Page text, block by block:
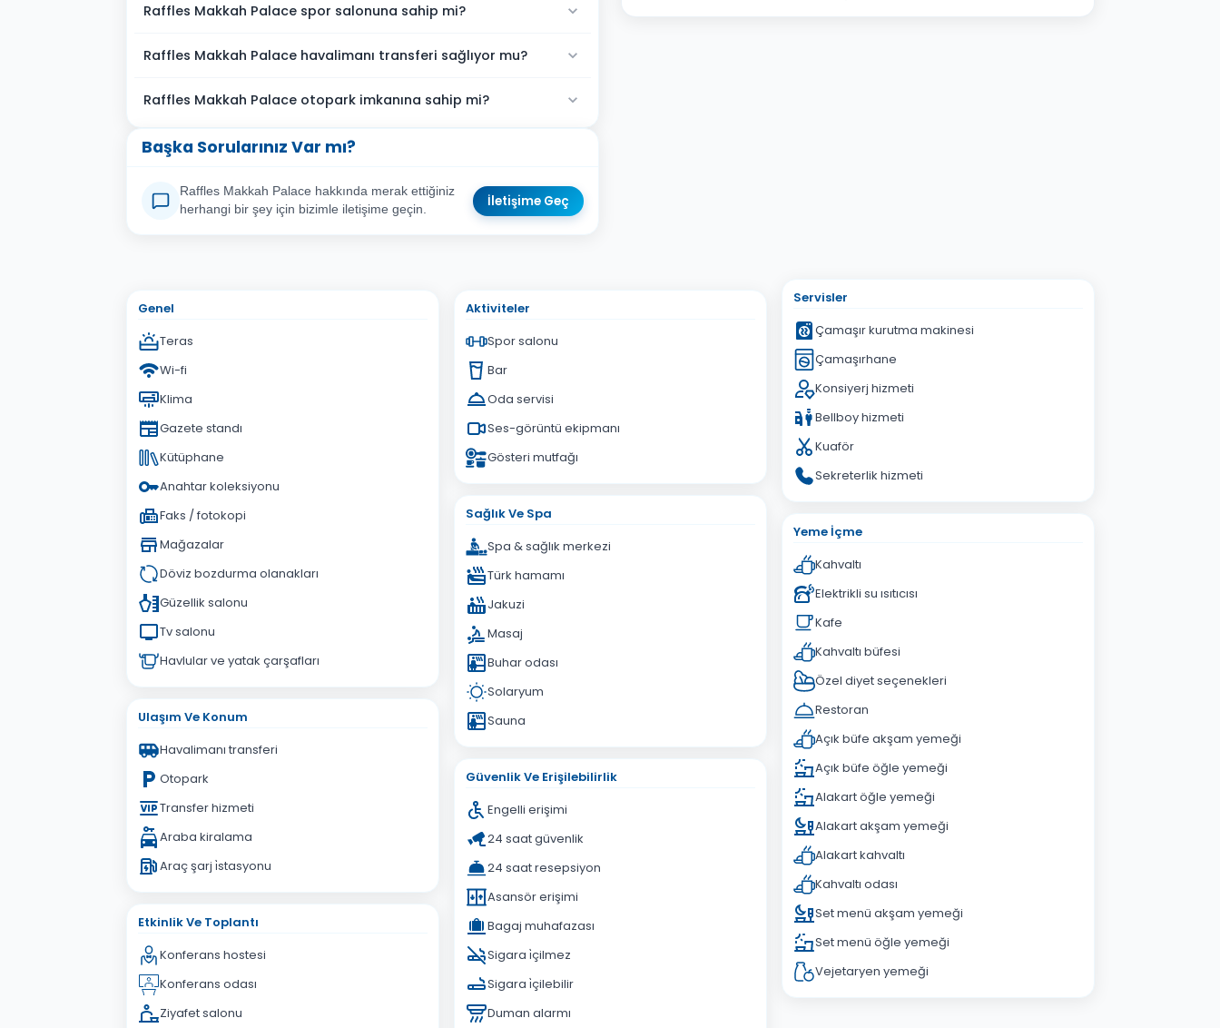
Raffles Makkah Palace spor salonuna sahip mi?
Raffles Makkah Palace havalimanı transferi sağlıyor mu?
Raffles Makkah Palace otopark imkanına sahip mi?
Başka Sorularınız Var mı?
Raffles Makkah Palace hakkında merak ettiğiniz
herhangi bir şey için bizimle iletişime geçin.
İletişime Geç
Sorunuz
Genel
Teras
Wi-fi
Klima
Gazete standı
Kütüphane
Anahtar koleksiyonu
Faks / fotokopi
Mağazalar
Döviz bozdurma olanakları
Güzellik salonu
Tv salonu
Havlular ve yatak çarşafları
Ulaşım Ve Konum
Havalimanı transferi
Otopark
Transfer hizmeti
Araba kiralama
Araç şarj i̇stasyonu
Etkinlik Ve Toplantı
Konferans hostesi
Konferans odası
Ziyafet salonu
Aktiviteler
Spor salonu
Bar
Oda servisi
Ses-görüntü ekipmanı
Gösteri mutfağı
Sağlık Ve Spa
Spa & sağlık merkezi
Türk hamamı
Jakuzi
Masaj
Buhar odası
Solaryum
Sauna
Güvenlik Ve Erişilebilirlik
Engelli erişimi
24 saat güvenlik
24 saat resepsiyon
Asansör erişimi
Bagaj muhafazası
Sigara i̇çilmez
Sigara i̇çilebilir
Duman alarmı
Servisler
Çamaşır kurutma makinesi
Çamaşırhane
Konsiyerj hizmeti
Bellboy hizmeti
Kuaför
Sekreterlik hizmeti
Yeme İçme
Kahvaltı
Elektrikli su ısıtıcısı
Kafe
Kahvaltı büfesi
Özel diyet seçenekleri
Restoran
Açık büfe akşam yemeği
Açık büfe öğle yemeği
Alakart öğle yemeği
Alakart akşam yemeği
Alakart kahvaltı
Kahvaltı odası
Set menü akşam yemeği
Set menü öğle yemeği
Vejetaryen yemeği